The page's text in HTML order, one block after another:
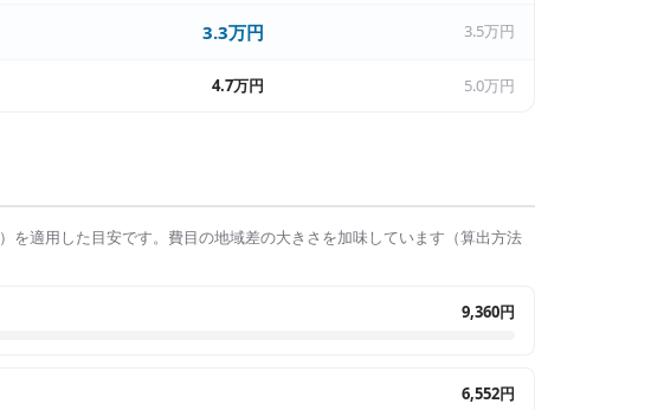
3.3万円 3.5万円
4.7万円 5.0万円
）を適用した目安です。費目の地域差の大きさを加味しています（算出方法
9,360円
6,552円